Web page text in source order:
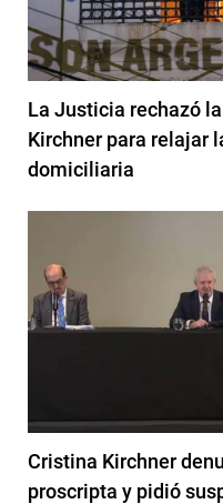
La Justicia rechazó
Kirchner para relajar
domiciliaria
Cristina Kirchner
proscripta y pidió